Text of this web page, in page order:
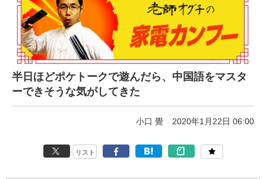
半日ほどポケトークで遊んだら、中国語をマスタ
ーできそうな気がしてきた
小口 覺 2020年1月22日 06:00
リスト